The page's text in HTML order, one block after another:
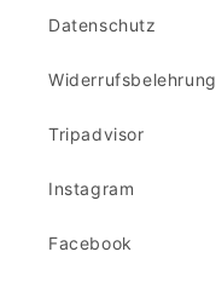
Datenschutz
Widerrufsbelehrung
Tripadvisor
Instagram
Facebook